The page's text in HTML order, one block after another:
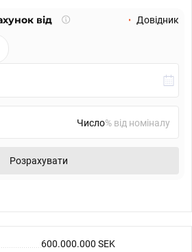
від
Що
Довідник
% від номіналу
Розрахувати
600.000.000 SEK